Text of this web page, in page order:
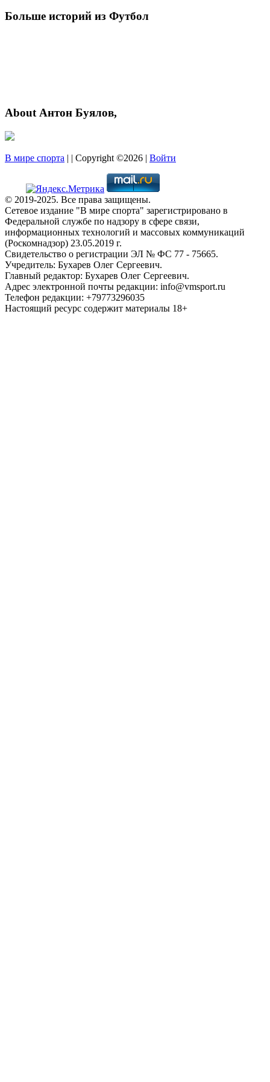
Больше историй из Футбол
About Антон Буялов,
В мире спорта | | Copyright ©2026 | Войти
© 2019-2025. Все права защищены.
Сетевое издание "В мире спорта" зарегистрировано в
Федеральной службе по надзору в сфере связи,
информационных технологий и массовых коммуникаций
(Роскомнадзор) 23.05.2019 г.
Свидетельство о регистрации ЭЛ № ФС 77 - 75665.
Учредитель: Бухарев Олег Сергеевич.
Главный редактор: Бухарев Олег Сергеевич.
Адрес электронной почты редакции: info@vmsport.ru
Телефон редакции: +79773296035
Настоящий ресурс содержит материалы 18+